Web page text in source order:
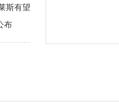
斯有望
布